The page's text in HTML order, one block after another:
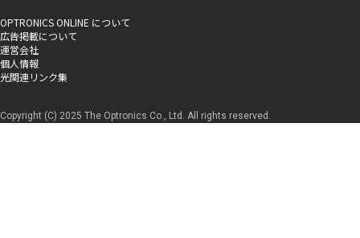
OPTRONICS ONLINE について
広告掲載について
運営会社
個人情報
光関連リンク集
Copyright (C) 2025 The Optronics Co., Ltd. All rights reserved.